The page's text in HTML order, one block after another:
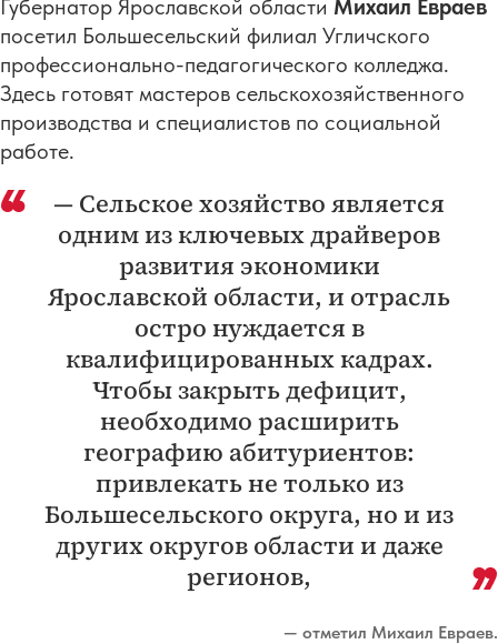
Губернатор Ярославской области Михаил Евраев
посетил Большесельский филиал Угличского
профессионально-педагогического колледжа.
Здесь готовят мастеров сельскохозяйственного
производства и специалистов по социальной
работе.
— Сельское хозяйство является
одним из ключевых драйверов
развития экономики
Ярославской области, и отрасль
остро нуждается в
квалифицированных кадрах.
Чтобы закрыть дефицит,
необходимо расширить
географию абитуриентов:
привлекать не только из
Большесельского округа, но и из
других округов области и даже
регионов,
— отметил Михаил Евраев.